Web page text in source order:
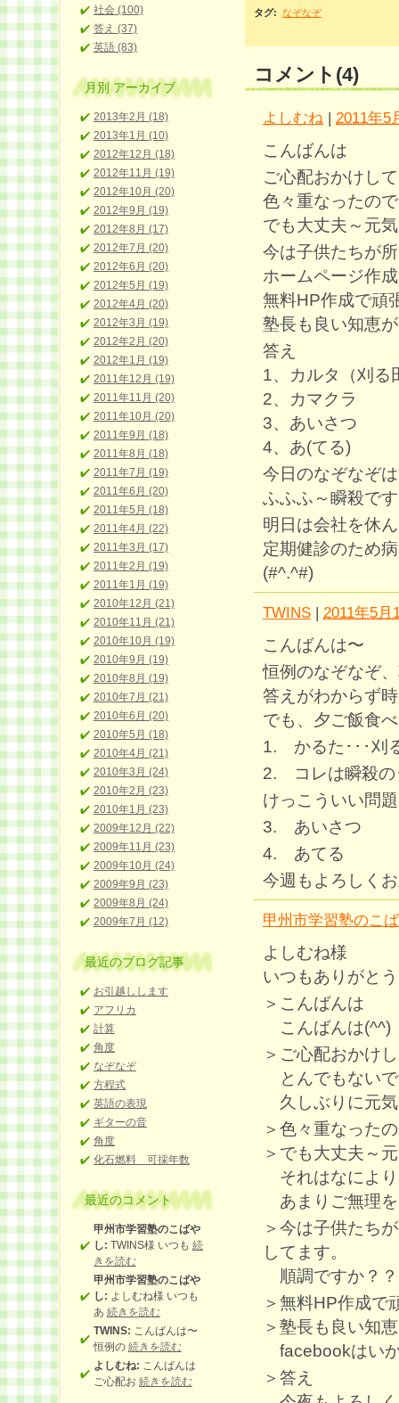
タグ: なぞなぞ
コメント(4)
よしむね | 2011年5
こんばんは
ご心配おかけし
色々重なったの
でも大丈夫～元
今は子供たちが
ホームページ作
無料HP作成で頑
塾長も良い知恵
答え
1、カルタ（刈る
2、カマクラ
3、あいさつ
4、あ(てる)
今日のなぞなぞ
ふふふ～瞬殺で
明日は会社を休
定期健診のため
(#^.^#)
TWINS | 2011年5月
こんばんは〜
恒例のなぞなぞ
答えがわからず
でも、夕ご飯食
1. かるた･･･刈
2. コレは瞬殺の
けっこういい問
3. あいさつ
4. あてる
今週もよろしく
甲州市学習塾のこ
よしむね様
いつもありがと
＞こんばんは
こんばんは(^^)
＞ご心配おかけ
とんでもない
久しぶりに元気
＞色々重なった
＞でも大丈夫～
それはなによ
あまりご無理
＞今は子供たち
してます。
順調ですか？？
＞無料HP作成で
＞塾長も良い知
facebookはい
＞答え
社会 (100)
答え (37)
英語 (83)
月別アーカイブ
2013年2月 (18)
2013年1月 (10)
2012年12月 (18)
2012年11月 (19)
2012年10月 (20)
2012年9月 (19)
2012年8月 (17)
2012年7月 (20)
2012年6月 (20)
2012年5月 (19)
2012年4月 (20)
2012年3月 (19)
2012年2月 (20)
2012年1月 (19)
2011年12月 (19)
2011年11月 (20)
2011年10月 (20)
2011年9月 (18)
2011年8月 (18)
2011年7月 (19)
2011年6月 (20)
2011年5月 (18)
2011年4月 (22)
2011年3月 (17)
2011年2月 (19)
2011年1月 (19)
2010年12月 (21)
2010年11月 (21)
2010年10月 (19)
2010年9月 (19)
2010年8月 (19)
2010年7月 (21)
2010年6月 (20)
2010年5月 (18)
2010年4月 (21)
2010年3月 (24)
2010年2月 (23)
2010年1月 (23)
2009年12月 (22)
2009年11月 (23)
2009年10月 (24)
2009年9月 (23)
2009年8月 (24)
2009年7月 (12)
最近のブログ記事
お引越しします
アフリカ
計算
角度
なぞなぞ
方程式
英語の表現
ギターの音
角度
化石燃料 可採年数
最近のコメント
甲州市学習塾のこばや
し: TWINS様 いつも 続
きを読む
甲州市学習塾のこばや
し: よしむね様 いつも
あ 続きを読む
TWINS: こんばんは〜
恒例の 続きを読む
よしむね: こんばんは
ご心配お 続きを読む